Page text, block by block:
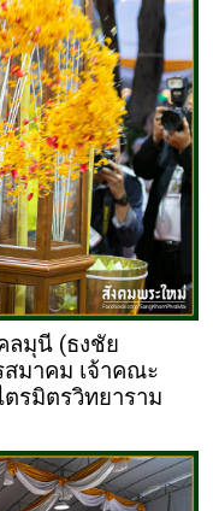
ลมุนี (ธงชัย
สมาคม เจ้าคณะ
รมิตรวิทยาราม